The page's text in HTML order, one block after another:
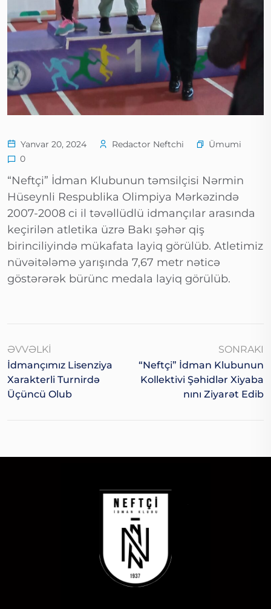
Yanvar 20, 2024 Redactor Neftchi
Ümumi
0
“Neftçi” İdman Klubunun təmsilçisi Nərmin
Hüseynli Respublika Olimpiya Mərkəzində
2007-2008 ci il təvəllüdlü idmançılar arasında
keçirilən atletika üzrə Bakı şəhər qiş
birinciliyində mükafata layiq görülüb. Atletimiz
nüvəitələmə yarışında 7,67 metr nəticə
göstərərək bürünc medala layiq görülüb.
ƏVVƏLKI
İdmançımız Lisenziya
Xarakterli Turnirdə
Üçüncü Olub
SONRAKI
“Neftçi” İdman Klubunun
Kollektivi Şəhidlər Xiyaba
Nını Ziyarət Edib